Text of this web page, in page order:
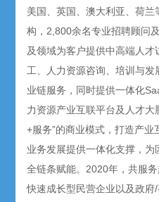
美国、英国、澳大利亚、荷
构，2,800余名专业招聘顾问
及领域为客户提供中高端人
工、人力资源咨询、培训与
业链服务，同时提供一体化
力资源产业互联平台及人才大
+服务”的商业模式，打造产
业务发展提供一体化支撑，
全链条赋能。2020年，共服
快速成长型民营企业以及政